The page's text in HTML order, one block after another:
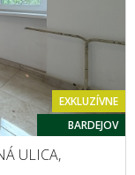
EXKLUZÍVNE
BARDEJOV
ULICA,